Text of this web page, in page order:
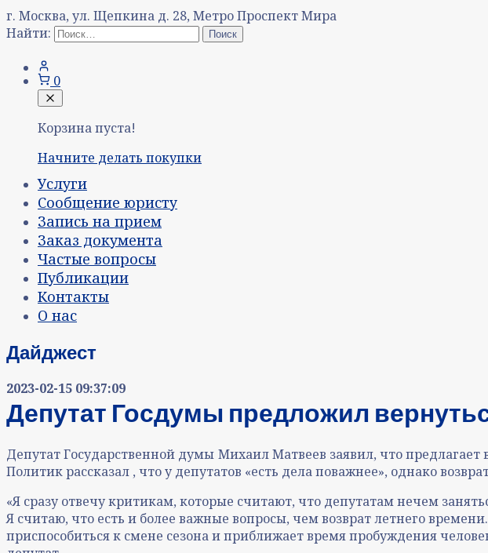
г. Москва, ул. Щепкина д. 28, Метро Проспект Мира
Найти:
0
Корзина пуста!
Начните делать покупки
Услуги
Сообщение юристу
Запись на прием
Заказ документа
Частые вопросы
Публикации
Контакты
О нас
Дайджест
2023-02-15 09:37:09
Депутат Госдумы предложил
Депутат Государственной думы Михаил Матвеев заявил, что предлагает
Политик рассказал , что у депутатов «есть дела поважнее», однако
«Я сразу отвечу критикам, которые считают, что депутатам нечем
Я считаю, что есть и более важные вопросы, чем возврат летнего
приспособиться к смене сезона и приближает время пробуждения